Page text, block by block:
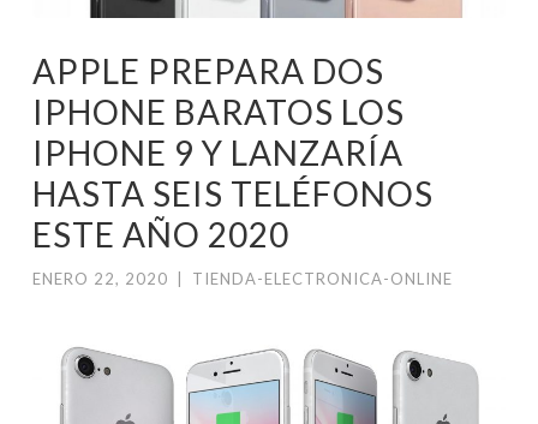
APPLE PREPARA DOS
IPHONE BARATOS LOS
IPHONE 9 Y LANZARÍA
HASTA SEIS TELÉFONOS
ESTE AÑO 2020
ENERO 22, 2020 TIENDA-ELECTRONICA-ONLINE